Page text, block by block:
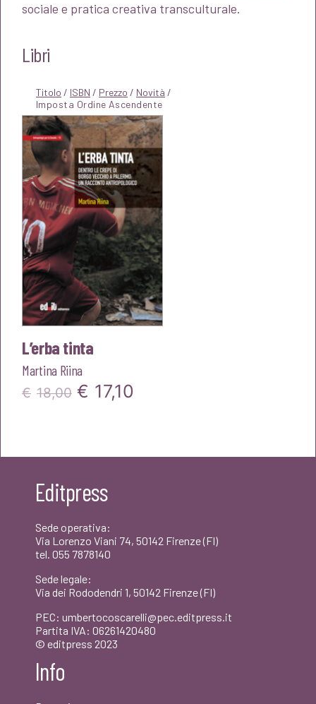
sociale e pratica creativa transculturale.
Libri
Titolo / ISBN / Prezzo / Novità /
L’erba tinta
Martina Riina
€ 18,00 Il
€18,00.
€ 17,10
Editpress
Sede operativa:
Via Lorenzo Viani 74, 50142 Firenze (FI)
tel. 055 7878140
Sede legale:
Via dei Rododendri 1, 50142 Firenze (FI)
PEC: umbertocoscarelli@pec.editpress.it
Partita IVA: 06261420480
© editpress 2023
Info